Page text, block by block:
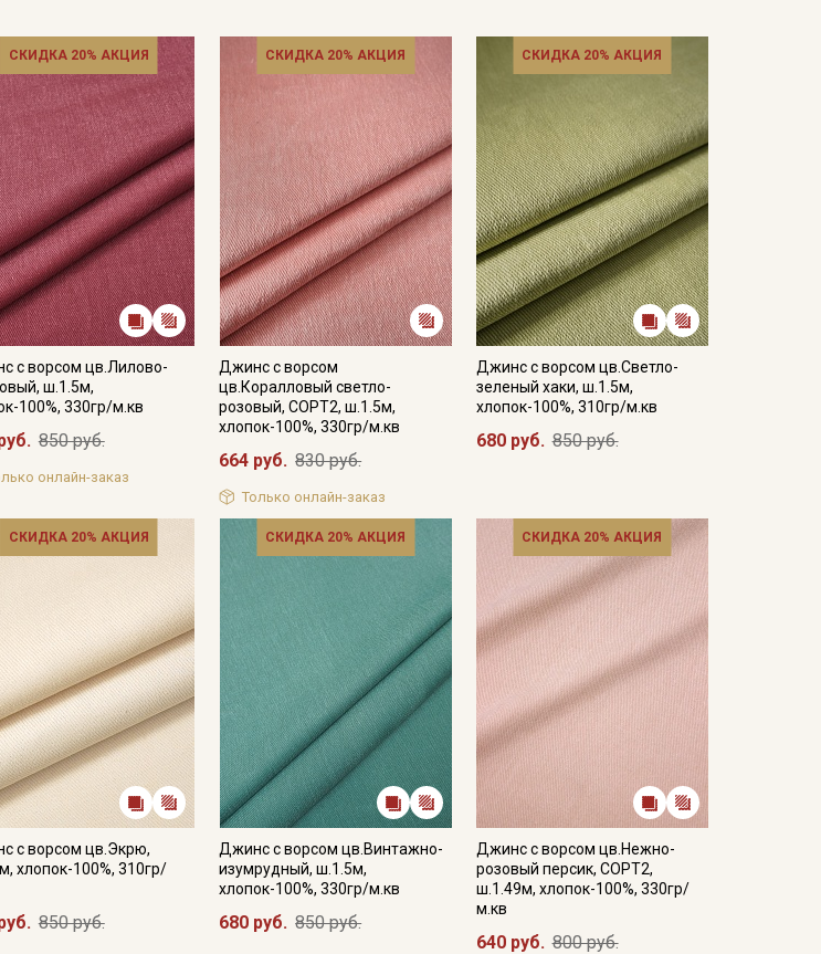
партии.
СКИДКА 20% АКЦИЯ
с ворсом цв.Лилово-
ш.1.5м,
100%, 330гр/м.кв
850 руб.
онлайн-заказ
СКИДКА 20% АКЦИЯ
Джинс с ворсом
цв.Коралловый светло-
розовый, СОРТ2, ш.1.5м,
хлопок-100%, 330гр/м.кв
664 руб. 830 руб.
Только онлайн-заказ
СКИДКА 20% АКЦИЯ
Джинс с ворсом цв.Светло-
зеленый хаки, ш.1.5м,
хлопок-100%, 310гр/м.кв
680 руб. 850 руб.
СКИДКА 20% АКЦИЯ
с ворсом цв.Экрю,
хлопок-100%, 310гр/
850 руб.
СКИДКА 20% АКЦИЯ
Джинс с ворсом цв.Винтажно-
изумрудный, ш.1.5м,
хлопок-100%, 330гр/м.кв
680 руб. 850 руб.
СКИДКА 20% АКЦИЯ
Джинс с ворсом цв.Нежно-
розовый персик, СОРТ2,
ш.1.49м, хлопок-100%, 330гр/
м.кв
640 руб. 800 руб.
рассылка от
Купава
здесь дополнительные
и скидки до 30% на узкие
категории тканей